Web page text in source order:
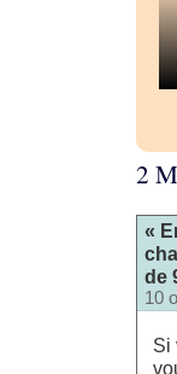
2
«
de
10
Si